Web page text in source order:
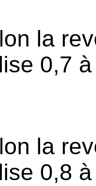
la
0,7
la
0,8